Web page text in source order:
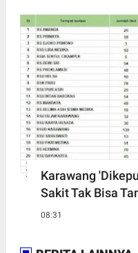
Karawang
Sakit Tak Bisa
08:31